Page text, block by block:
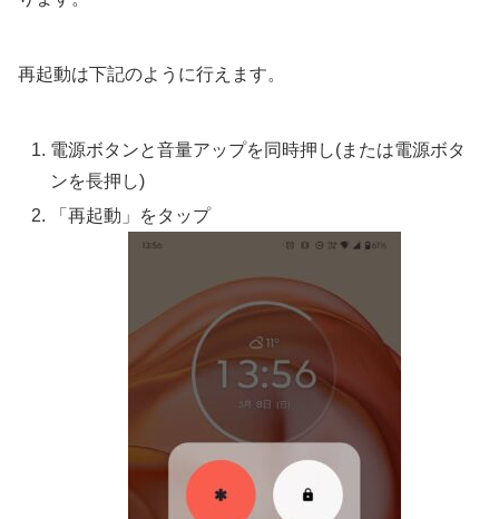
再起動は下記のように行えます。
電源ボタンと音量アップを同時押し(または電源ボタ
ンを長押し)
「再起動」をタップ